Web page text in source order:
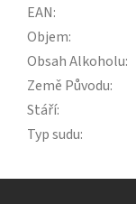
EAN:
Objem:
Obsah Alkoholu:
Země Původu:
Stáří:
Typ sudu: